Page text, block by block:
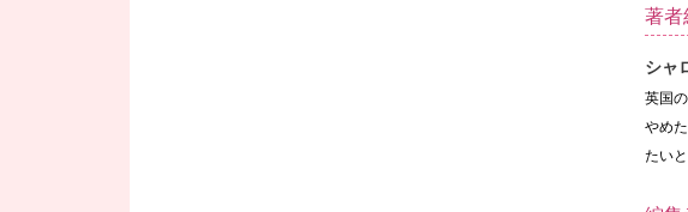
著者
シャ
英国
やめ
たい